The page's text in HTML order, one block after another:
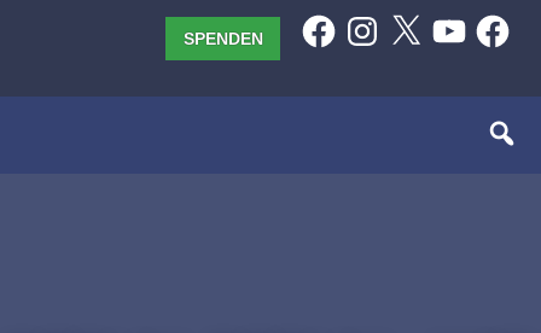
FacebookInstagram
X YouTube
SPENDEN